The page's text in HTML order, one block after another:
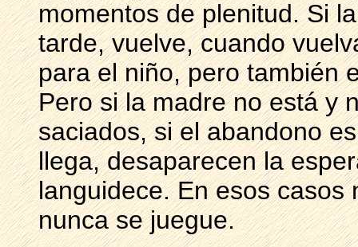
momentos de plenitud. Si
tarde, vuelve, cuando
para el niño, pero también
Pero si la madre no está y
saciados, si el abandono
llega, desaparecen la
languidece. En esos casos
nunca se juegue.